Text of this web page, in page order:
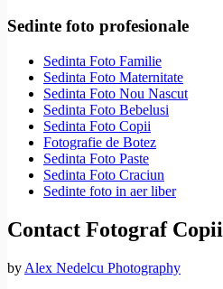
Sedinte foto profesionale
Sedinta Foto Familie
Sedinta Foto Maternitate
Sedinta Foto Nou Nascut
Sedinta Foto Bebelusi
Sedinta Foto Copii
Fotografie de Botez
Sedinta Foto Paste
Sedinta Foto Craciun
Sedinte foto in aer liber
Contact Fotograf Copii
by Alex Nedelcu Photography